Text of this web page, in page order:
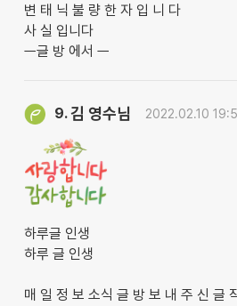
변 태 닉 불 량 한 자 입 니 다
사 실 입니다
ㅡ글 방 에서 ㅡ
9.김 영수님 2022.02.10
하루글 인생
하루 글 인생
매 일 정 보 소식 글 방 보 내 주 신 글